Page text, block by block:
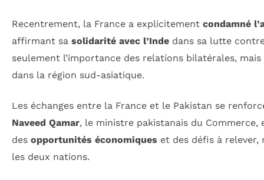
Recentrement, la France a explicitement condamné
affirmant sa solidarité avec l’Inde dans sa lutte
seulement l’importance des relations bilatérales,
dans la région sud-asiatique.
Les échanges entre la France et le Pakistan se
Naveed Qamar, le ministre pakistanais du
des opportunités économiques et des défis à
les deux nations.